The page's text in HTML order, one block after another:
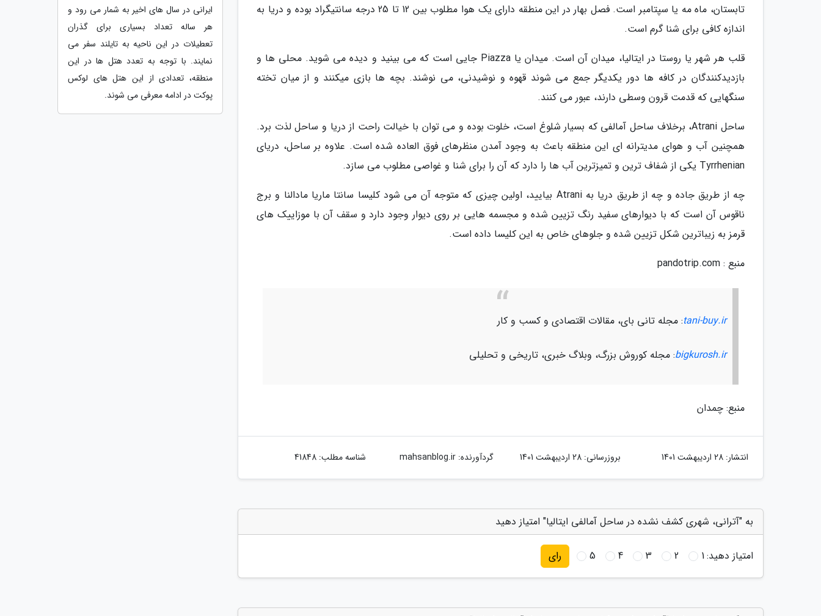
تابستان، ماه مه یا سپتامبر است. فصل بهار در این منطقه دارای یک هوا مطلوب بین 12 تا 25 درجه سانتیگراد بوده و دریا به
اندازه کافی برای شنا گرم است.
قلب هر شهر یا روستا در ایتالیا، میدان آن است. میدان یا Piazza جایی است که می بینید و دیده می شوید. محلی ها و
بازدیدکنندگان در کافه ها دور یکدیگر جمع می شوند قهوه و نوشیدنی، می نوشند. بچه ها بازی میکنند و از میان تخته
سنگهایی که قدمت قرون وسطی دارند، عبور می کنند.
ساحل Atrani، برخلاف ساحل آمالفی که بسیار شلوغ است، خلوت بوده و می توان با خیالت راحت از دریا و ساحل لذت برد.
همچنین آب و هوای مدیترانه ای این منطقه باعث به وجود آمدن منظرهای فوق العاده شده است. علاوه بر ساحل، دریای
Tyrrhenian یکی از شفاف ترین و تمیزترین آب ها را دارد که آن را برای شنا و غواصی مطلوب می سازد.
چه از طریق جاده و چه از طریق دریا به Atrani بیایید، اولین چیزی که متوجه آن می شود کلیسا سانتا ماریا مادالنا و برج
ناقوس آن است که با دیوارهای سفید رنگ تزیین شده و مجسمه هایی بر روی دیوار وجود دارد و سقف آن با موزاییک های
قرمز به زیباترین شکل تزیین شده و جلوهای خاص به این کلیسا داده است.
منبع : pandotrip.com
tani-buy.ir: مجله تانی بای، مقالات اقتصادی و کسب و کار
bigkurosh.ir: مجله کوروش بزرگ، وبلاگ خبری، تاریخی و تحلیلی
منبع: چمدان
انتشار: 28 اردیبهشت 1401 بروزرسانی: 28 اردیبهشت 1401 گردآورنده:mahsanblog.ir شناسه مطلب: 41848
به "آترانی، شهری کشف نشده در ساحل آمالفی ایتالیا" امتیاز دهید
امتیاز دهید:1
2
3
4
5 رای
ایرانی در سال های اخیر به شمار می رود و
هر ساله تعداد بسیاری برای گذران
تعطیلات در این ناحیه به تایلند سفر می
نمایند. با توجه به تعدد هتل ها در این
منطقه، تعدادی از این هتل های لوکس
پوکت در ادامه معرفی می شوند.